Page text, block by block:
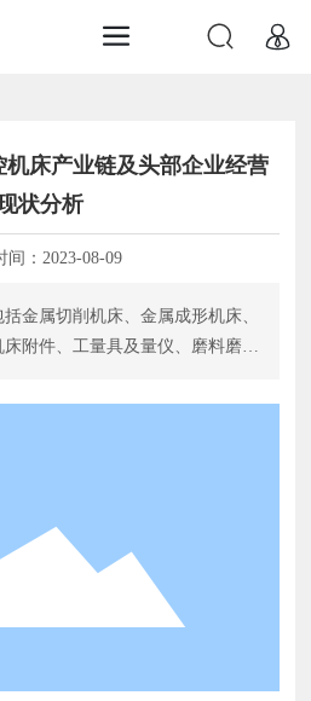
机床产业链及头部企业经营
状分析
间： 2023-08-09
金属切削机床、金属成形机床、
附件、工量具及量仪、磨料磨具
组成部分。金属切削机床指用切
表面质量的机床。机床按技术水
数控机床，传统的以机械传动与
部件加工的机床简称为普通机
部件加工的机床简称为数控机
统，包括机电配件、刀具配件、